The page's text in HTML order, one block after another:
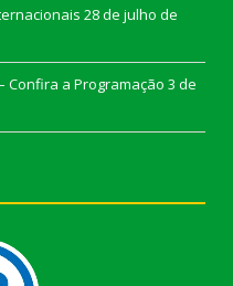
28 de julho de
Confira a Programação 3 de